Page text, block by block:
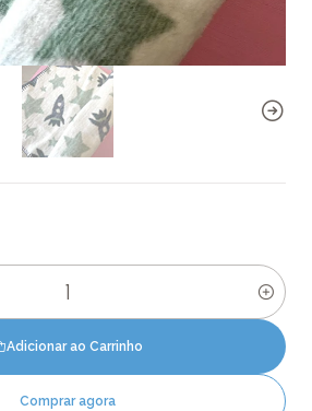
Adicionar ao Carrinho
Comprar agora